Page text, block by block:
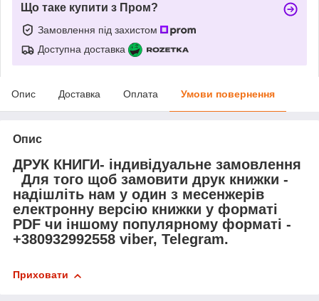
Що таке купити з Пром?
Замовлення під захистом
Доступна доставка
Опис Доставка Оплата Умови повернення
Опис
ДРУК КНИГИ- індивідуальне замовлення
Для того щоб замовити друк книжки -
надішліть нам у один з месенжерів
електронну версію книжки у форматі
PDF чи іншому популярному форматі -
+380932992558 viber, Telegram.
Приховати